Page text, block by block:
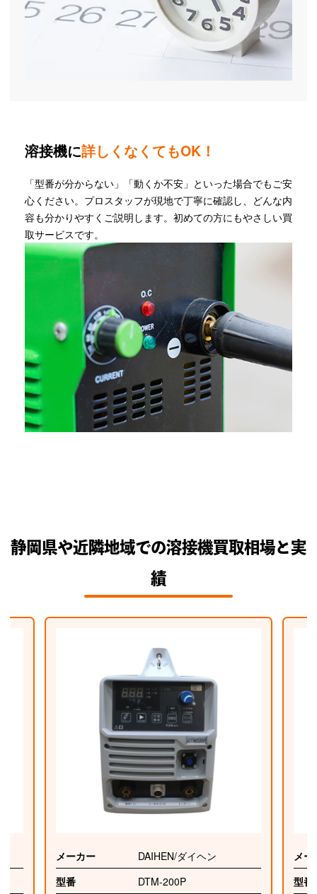
溶接機に詳しくなくてもOK！
「型番が分からない」「動くか不安」といった場合でもご安
心ください。プロスタッフが現地で丁寧に確認し、どんな内
容も分かりやすくご説明します。初めての方にもやさしい買
取サービスです。
静岡県や近隣地域での溶接機買取相場と実
績
メーカー
DAIHEN/ダイヘン
型番
DTM-200P
メ
型番